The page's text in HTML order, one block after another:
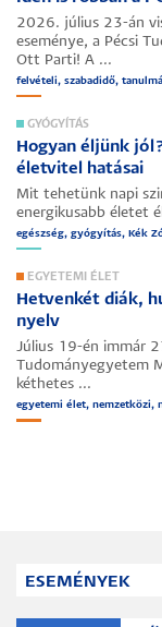
2026. július 23-án
eseménye, a Pécsi
Ott Parti! A ...
felvételi, szabadidő,
GYÓGYÍTÁS
Hogyan éljünk
életvitel hatásai
Mit tehetünk napi
energikusabb életet
egészség, gyógyítás, Kék
EGYETEMI ÉLET
Hetvenkét diák,
nyelv
Július 19-én immár
Tudományegyetem
kéthetes ...
egyetemi élet, nemzetközi,
ESEMÉNYEK